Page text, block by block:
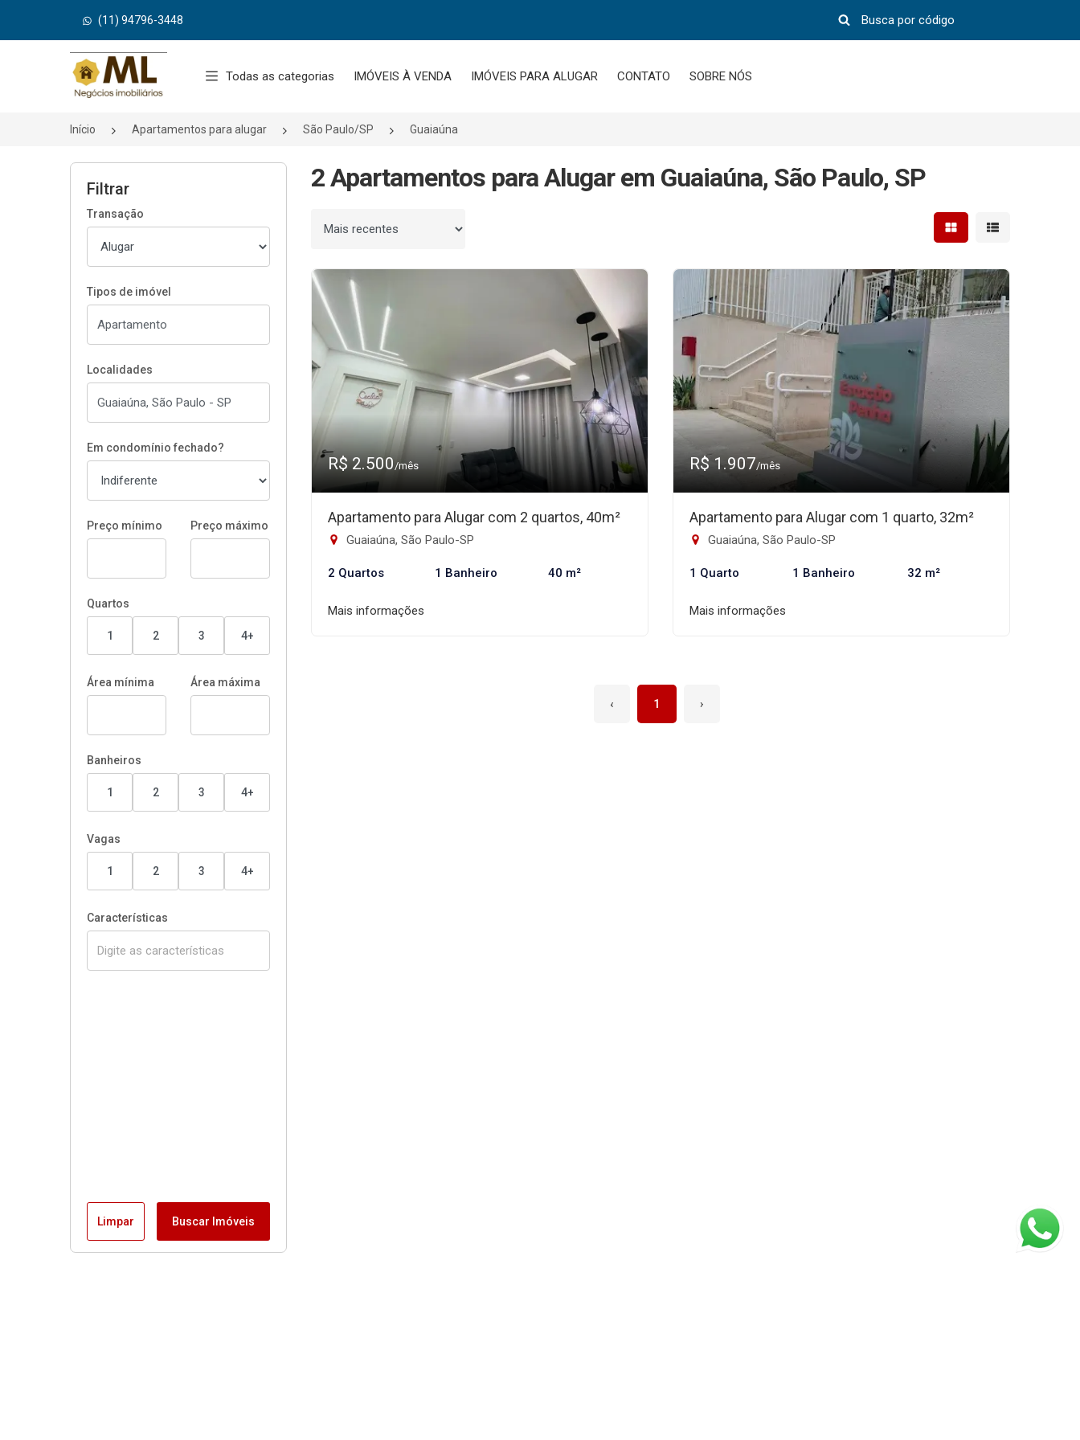
(11) 94796-3448
Página inicial
Todas as categorias IMÓVEIS À VENDA IMÓVEIS PARA ALUGAR CONTATO SOBRE NÓS
Início Apartamentos para alugar São Paulo/SP Guaiaúna
Filtrar
Transação
Tipos de imóvel
Localidades
Em condomínio fechado?
Preço mínimo Preço máximo
Quartos
1 2 3 4+
Área mínima Área máxima
Banheiros
1 2 3 4+
Vagas
1 2 3 4+
Características
Limpar Buscar Imóveis
2 Apartamentos para Alugar em Guaiaúna, São Paulo, SP
Ordenar por Mostrar resultados em
Mostrar
R$ 2.500/mês
Apartamento para Alugar com 2 quartos, 40m²
Guaiaúna, São Paulo-SP
2 Quartos 1 Banheiro 40 m²
Mais informações
R$ 1.907/mês
Apartamento para Alugar com 1 quarto, 32m²
Guaiaúna, São Paulo-SP
1 Quarto 1 Banheiro 32 m²
Mais informações
‹ 1 ›